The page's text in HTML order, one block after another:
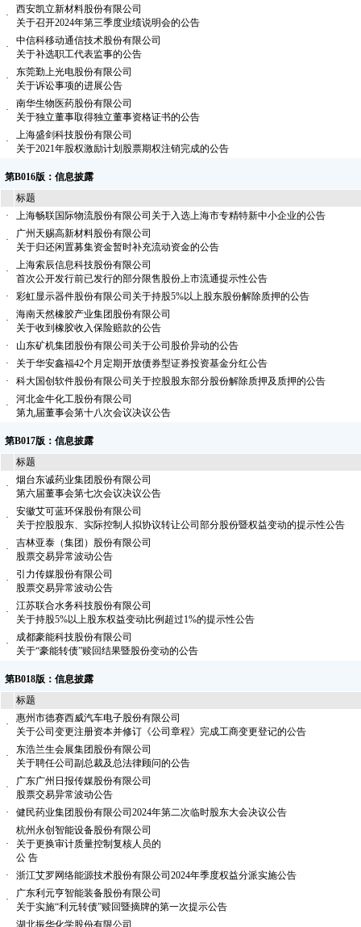
·
西安凯立新材料股份有限公司
关于召开2024年第三季度业绩说明会的公告
·
中信科移动通信技术股份有限公司
关于补选职工代表监事的公告
·
东莞勤上光电股份有限公司
关于诉讼事项的进展公告
·
南华生物医药股份有限公司
关于独立董事取得独立董事资格证书的公告
·
上海盛剑科技股份有限公司
关于2021年股权激励计划股票期权注销完成的公告
第B016版：信息披露
标题
·
上海畅联国际物流股份有限公司关于入选上海市专精特新中小企业的公告
·
广州天赐高新材料股份有限公司
关于归还闲置募集资金暂时补充流动资金的公告
·
上海索辰信息科技股份有限公司
首次公开发行前已发行的部分限售股份上市流通提示性公告
·
彩虹显示器件股份有限公司关于持股5%以上股东股份解除质押的公告
·
海南天然橡胶产业集团股份有限公司
关于收到橡胶收入保险赔款的公告
·
山东矿机集团股份有限公司关于公司股价异动的公告
·
关于华安鑫福42个月定期开放债券型证券投资基金分红公告
·
科大国创软件股份有限公司关于控股股东部分股份解除质押及质押的公告
·
河北金牛化工股份有限公司
第九届董事会第十八次会议决议公告
第B017版：信息披露
标题
·
烟台东诚药业集团股份有限公司
第六届董事会第七次会议决议公告
·
安徽艾可蓝环保股份有限公司
关于控股股东、实际控制人拟协议转让公司部分股份暨权益变动的提示性公告
·
吉林亚泰（集团）股份有限公司
股票交易异常波动公告
·
引力传媒股份有限公司
股票交易异常波动公告
·
江苏联合水务科技股份有限公司
关于持股5%以上股东权益变动比例超过1%的提示性公告
·
成都豪能科技股份有限公司
关于“豪能转债”赎回结果暨股份变动的公告
第B018版：信息披露
标题
·
惠州市德赛西威汽车电子股份有限公司
关于公司变更注册资本并修订《公司章程》完成工商变更登记的公告
·
东浩兰生会展集团股份有限公司
关于聘任公司副总裁及总法律顾问的公告
·
广东广州日报传媒股份有限公司
股票交易异常波动公告
·
健民药业集团股份有限公司2024年第二次临时股东大会决议公告
·
杭州永创智能设备股份有限公司
关于更换审计质量控制复核人员的
公 告
·
浙江艾罗网络能源技术股份有限公司2024年季度权益分派实施公告
·
广东利元亨智能装备股份有限公司
关于实施“利元转债”赎回暨摘牌的第一次提示公告
湖北振华化学股份有限公司